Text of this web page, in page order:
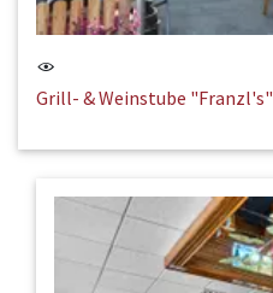
Grill- & Weinstube "Franzl's"